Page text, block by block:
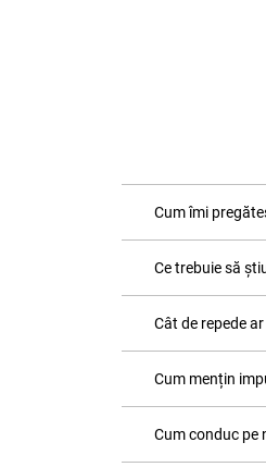
Cum îmi
Ce trebuie să
Cât de repede
Cum mențin
Cum conduc pe